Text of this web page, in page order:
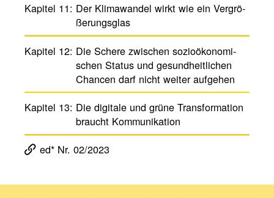
Kapitel 11: Der Klima­wandel wirkt wie ein ­Vergrö­
ße­rungs­glas
Kapitel 12: Die Schere zwischen sozio­öko­no­mi­
schen Status und gesund­heit­li­chen
Chancen darf nicht weiter aufgehen
Kapitel 13: Die digi­tale und grüne Trans­for­ma­tion
braucht Kommu­ni­ka­tion
ed* Nr. 02/2023